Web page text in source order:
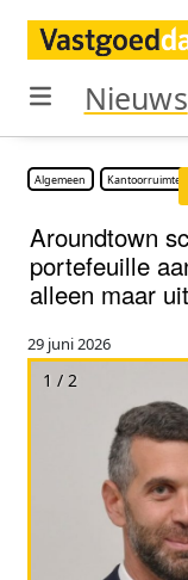
Nieuws
Algemeen Kantoorruimte
Aroundtown
portefeuille
alleen maar
29 juni 2026
1 / 2